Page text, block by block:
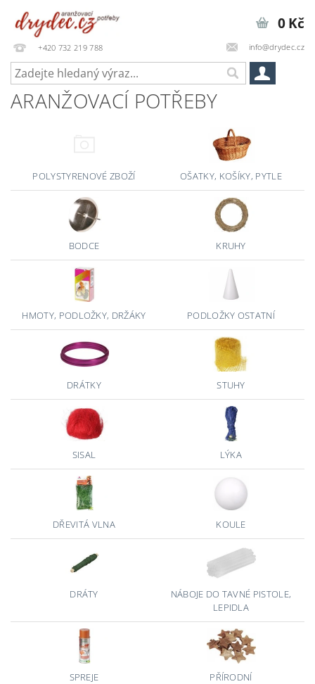
+420 732 219 788 info@drydec.cz
0 Kč
ARANŽOVACÍ POTŘEBY
POLYSTYRENOVÉ ZBOŽÍ OŠATKY, KOŠÍKY, PYTLE
BODCE KRUHY
HMOTY, PODLOŽKY, DRŽÁKY PODLOŽKY OSTATNÍ
DRÁTKY STUHY
SISAL LÝKA
DŘEVITÁ VLNA KOULE
DRÁTY
NÁBOJE DO TAVNÉ PISTOLE,
LEPIDLA
SPREJE PŘÍRODNÍ